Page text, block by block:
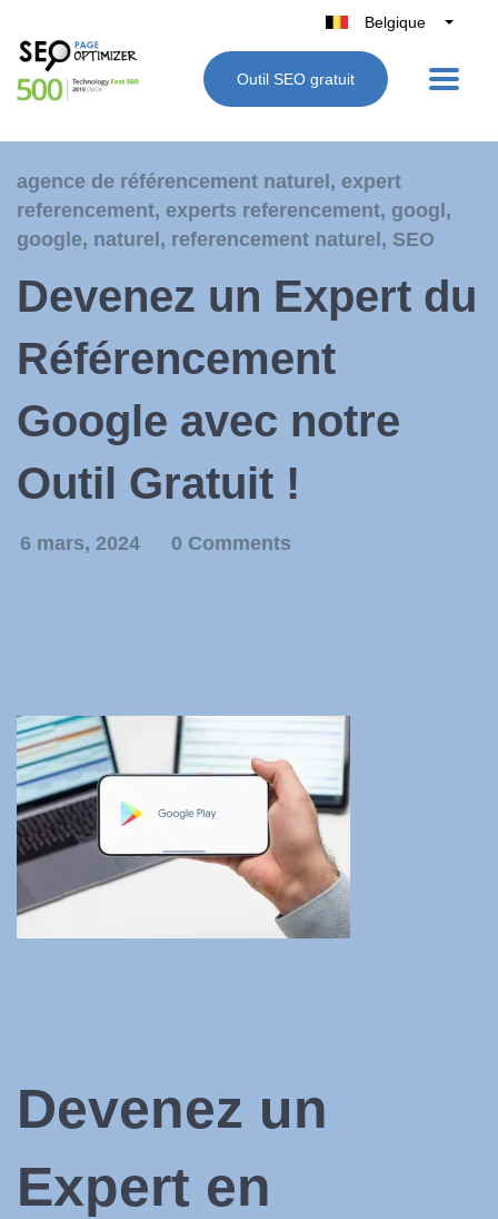
Belgique
België
Nederland
España
Outil SEO gratuit
agence de référencement naturel , expert
referencement, experts referencement, googl ,
google, naturel , referencement naturel , SEO
Devenez un Expert du
Référencement
Google avec notre
Outil Gratuit !
6 mars, 2024 0 Comments
Devenez un
Expert en